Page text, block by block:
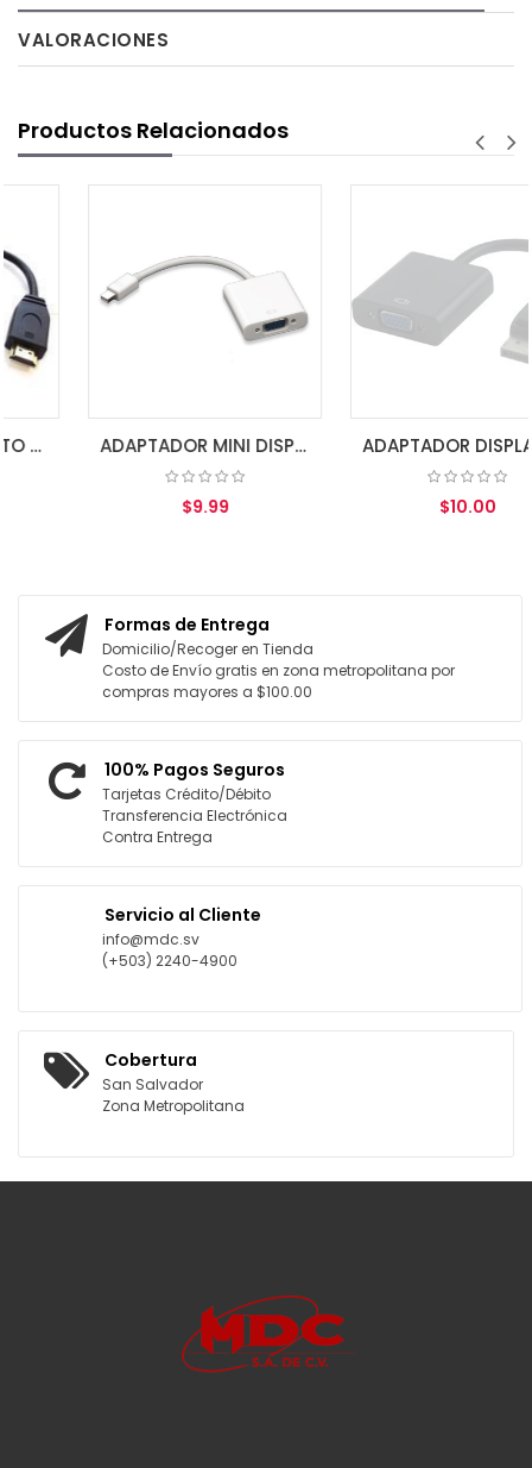
VALORACIONES
Productos Relacionados
ADAPTADOR MINI DISPLAY PORT A VGA ETOUCH ADAPTADOR DISPLAY PORT A VGA GENERICO
Formas de Entrega
Domicilio/Recoger en Tienda
Costo de Envío gratis en zona metropolitana por
compras mayores a $100.00
100% Pagos Seguros
Tarjetas Crédito/Débito
Transferencia Electrónica
Contra Entrega
Servicio al Cliente
info@mdc.sv
(+503) 2240-4900
Cobertura
San Salvador
Zona Metropolitana